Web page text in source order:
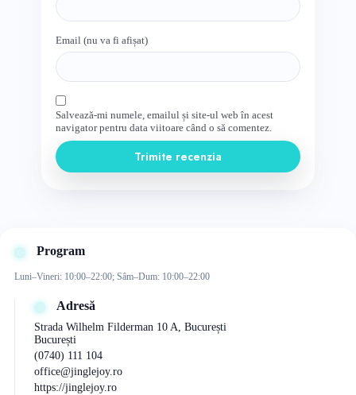
Email (nu va fi afișat)
Salvează-mi numele, emailul și site-ul web în acest
navigator pentru data viitoare când o să comentez.
Trimite recenzia
Program
Luni–Vineri: 10:00–22:00; Sâm–Dum: 10:00–22:00
Adresă
Strada Wilhelm Filderman 10 A, București
București
(0740) 111 104
office@jinglejoy.ro
https://jinglejoy.ro